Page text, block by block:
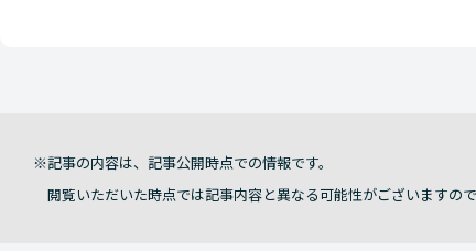
記事の内容は、記事公開時点での情報です。
閲覧いただいた時点では記事内容と異なる可能性がございますの